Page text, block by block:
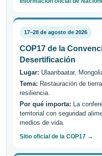
17–28 de agosto de 2026
COP17 de la
Desertificación
Lugar: Ulaanbaatar,
Tema: Restauración de
resiliencia.
Por qué importa: La
territorial con seguridad
medios de vida.
Sitio oficial de la COP17 →